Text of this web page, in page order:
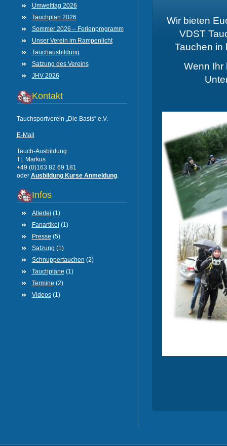
Umwelttag 2026
Tauchplan 2026
Sommer 2026 – Ferienprogramm
Unser Verein im Rampenlicht
Tauchausbildung
Satzung des Vereins
JHV 2026
Kontakt
Tauchsportverein „Die Basis“ e.V.
E-Mail
Tauch-Ausbildung
TL Markus
+49 (0)163 82 69 181
oder Ausbildung Kurse Anmeldung.
Infos
Allerlei (1)
Fanartikel (1)
Presse (5)
Satzung (1)
Schnuppertauchen (2)
Tauchpläne (1)
Termine (2)
Videos(1)
Wir bieten
VDST
Tauchen in
Wenn Ihr